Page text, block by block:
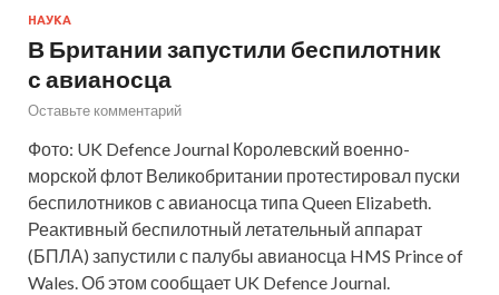
НАУКА
В Британии запустили беспилотник
с авианосца
Оставьте комментарий
Фото: UK Defence Journal Королевский военно-
морской флот Великобритании протестировал пуски
беспилотников с авианосца типа Queen Elizabeth.
Реактивный беспилотный летательный аппарат
(БПЛА) запустили с палубы авианосца HMS Prince of
Wales. Об этом сообщает UK Defence Journal.